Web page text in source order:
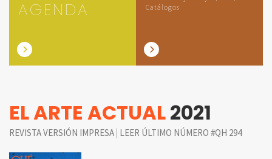
AGENDA
Catálogos
EL ARTE ACTUAL2021
REVISTA VERSIÓN IMPRESA | LEER ÚLTIMO NÚMERO #QH 294